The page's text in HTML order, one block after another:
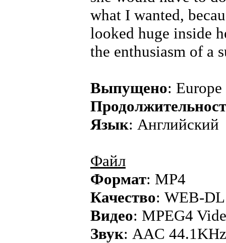
what I wanted,
looked huge inside
the enthusiasm of a
Выпущено:
Язык: Английский
Файл
Формат: MP4
Качество: WEB-DL
Видео: MPEG4
Звук: AAC